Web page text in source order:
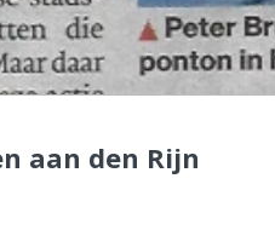
aan den Rijn